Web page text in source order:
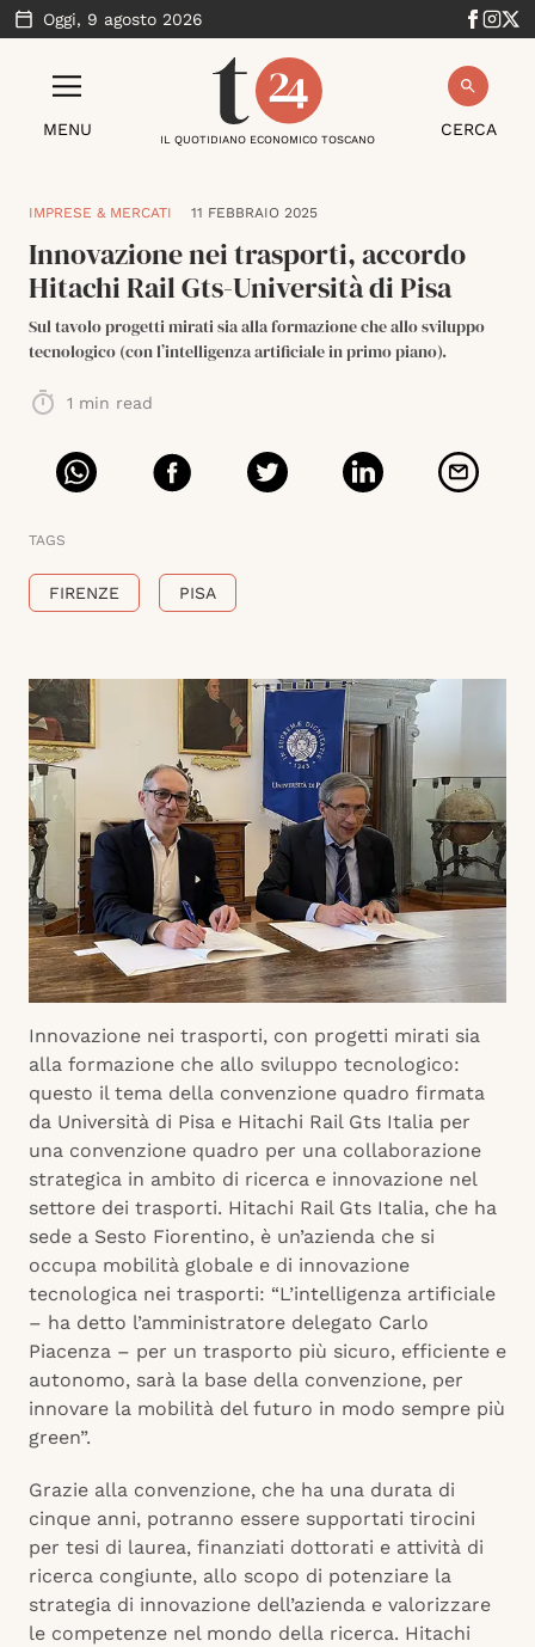
Oggi, 9 agosto 2026
MENU CERCA
IL QUOTIDIANO ECONOMICO TOSCANO
IMPRESE & MERCATI 11 FEBBRAIO 2025
Innovazione nei trasporti, accordo
Hitachi Rail Gts-Università di Pisa
Sul tavolo progetti mirati sia alla formazione che allo sviluppo
tecnologico (con l’intelligenza artificiale in primo piano).
1 min read
TAGS
FIRENZE PISA
Innovazione nei trasporti, con progetti mirati sia
alla formazione che allo sviluppo tecnologico:
questo il tema della convenzione quadro firmata
da Università di Pisa e Hitachi Rail Gts Italia per
una convenzione quadro per una collaborazione
strategica in ambito di ricerca e innovazione nel
settore dei trasporti. Hitachi Rail Gts Italia, che ha
sede a Sesto Fiorentino, è un’azienda che si
occupa mobilità globale e di innovazione
tecnologica nei trasporti: “L’intelligenza artificiale
– ha detto l’amministratore delegato Carlo
Piacenza – per un trasporto più sicuro, efficiente e
autonomo, sarà la base della convenzione, per
innovare la mobilità del futuro in modo sempre più
green”.
Grazie alla convenzione, che ha una durata di
cinque anni, potranno essere supportati tirocini
per tesi di laurea, finanziati dottorati e attività di
ricerca congiunte, allo scopo di potenziare la
strategia di innovazione dell’azienda e valorizzare
le competenze nel mondo della ricerca. Hitachi